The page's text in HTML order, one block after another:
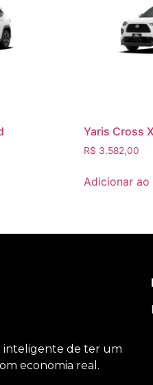
Yaris Cross
R$ 3.582,00
Adicionar ao
inteligente de ter um
economia real.